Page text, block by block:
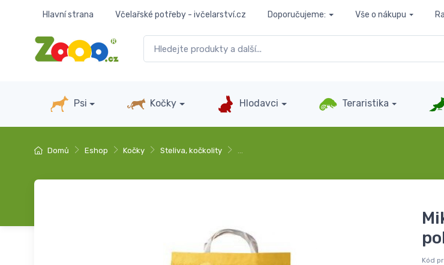
Hlavní strana Včelařské potřeby - ivčelarství.cz Doporučujeme: Vše o nákupu
Psi Kočky Hlodavci Teraristika
Domů Eshop Kočky Steliva, kočkolity …
Kód